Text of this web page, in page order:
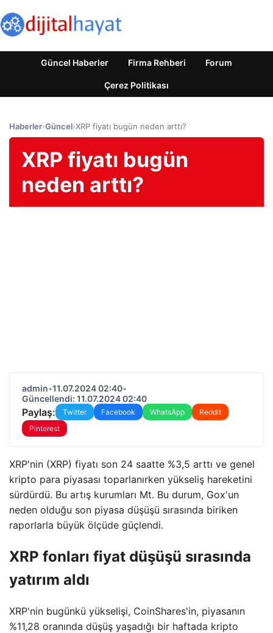
Güncel Haberler Firma Rehberi Forum
Çerez Politikası
Haberler›Güncel›XRP fiyatı bugün neden arttı?
XRP fiyatı bugün
neden arttı?
admin•11.07.2024 02:40•
Güncellendi: 11.07.2024 02:40
Paylaş: Twitter Facebook WhatsApp
Reddit
Pinterest
XRP'nin (XRP) fiyatı son 24 saatte %3,5 arttı ve genel
kripto para piyasası toparlanırken yükseliş hareketini
sürdürdü. Bu artış kurumları Mt. Bu durum, Gox'un
neden olduğu son piyasa düşüşü sırasında biriken
raporlarla büyük ölçüde güçlendi.
XRP fonları fiyat düşüşü sırasında
yatırım aldı
XRP'nin bugünkü yükselişi, CoinShares'in, piyasanın
%11,28 oranında düşüş yaşadığı bir haftada kripto